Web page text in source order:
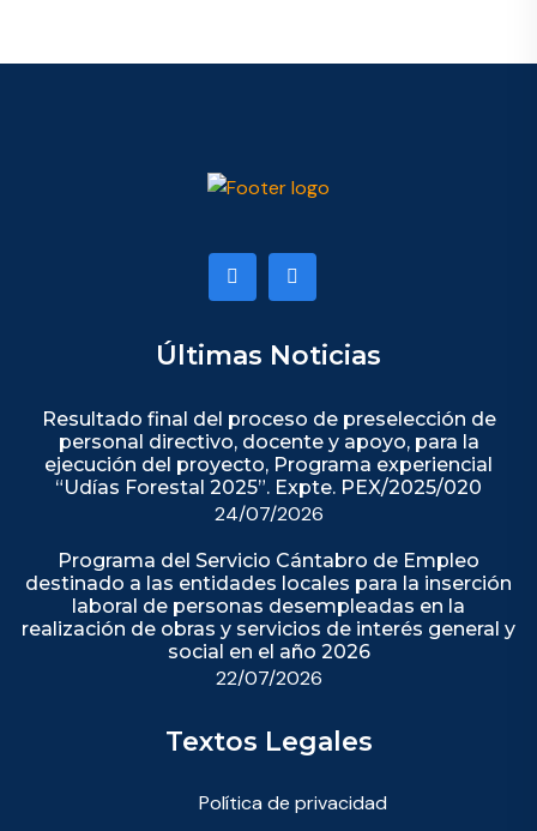
Últimas Noticias
Resultado final del proceso de preselección de
personal directivo, docente y apoyo, para la
ejecución del proyecto, Programa experiencial
“Udías Forestal 2025”. Expte. PEX/2025/020
24/07/2026
Programa del Servicio Cántabro de Empleo
destinado a las entidades locales para la inserción
laboral de personas desempleadas en la
realización de obras y servicios de interés general y
social en el año 2026
22/07/2026
Textos Legales
Política de privacidad